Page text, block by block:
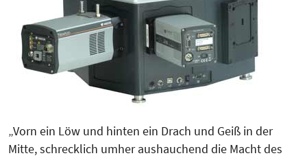
„Vorn ein Löw und hinten ein Drach und Geiß in der
Mitte, schrecklich um­her aushauchend die Macht des